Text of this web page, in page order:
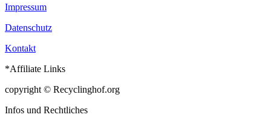
Impressum
Datenschutz
Kontakt
*Affiliate Links
copyright © Recyclinghof.org
Infos und Rechtliches